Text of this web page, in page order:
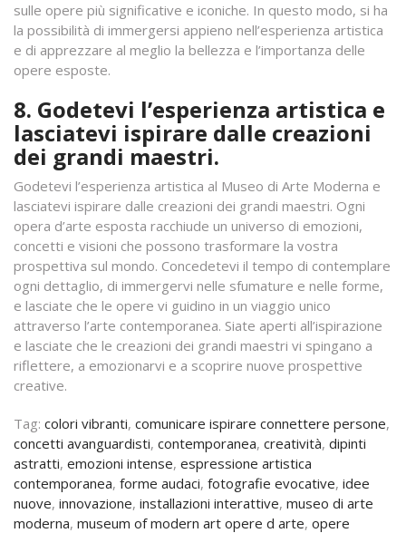
sulle opere più significative e iconiche. In questo modo, si ha
la possibilità di immergersi appieno nell’esperienza artistica
e di apprezzare al meglio la bellezza e l’importanza delle
opere esposte.
8. Godetevi l’esperienza artistica e
lasciatevi ispirare dalle creazioni
dei grandi maestri.
Godetevi l’esperienza artistica al Museo di Arte Moderna e
lasciatevi ispirare dalle creazioni dei grandi maestri. Ogni
opera d’arte esposta racchiude un universo di emozioni,
concetti e visioni che possono trasformare la vostra
prospettiva sul mondo. Concedetevi il tempo di contemplare
ogni dettaglio, di immergervi nelle sfumature e nelle forme,
e lasciate che le opere vi guidino in un viaggio unico
attraverso l’arte contemporanea. Siate aperti all’ispirazione
e lasciate che le creazioni dei grandi maestri vi spingano a
riflettere, a emozionarvi e a scoprire nuove prospettive
creative.
Tag: colori vibranti, comunicare ispirare connettere persone,
concetti avanguardisti, contemporanea, creatività, dipinti
astratti, emozioni intense, espressione artistica
contemporanea, forme audaci, fotografie evocative, idee
nuove, innovazione, installazioni interattive, museo di arte
moderna, museum of modern art opere d arte, opere